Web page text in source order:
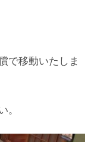
で移動いたしま
。